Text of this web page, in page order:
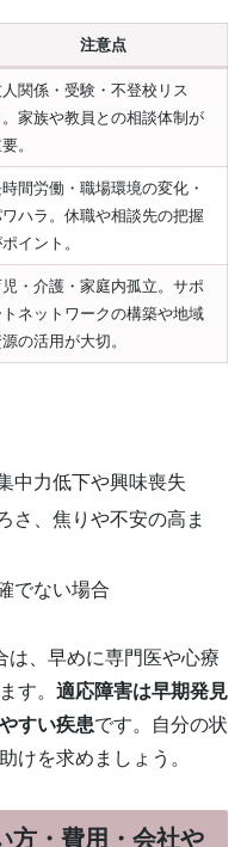
注意点
関係・受験・不登校リス
。家族や教員との相談体制が
。
間労働・職場環境の変化・
ハラ。休職や相談先の把握
イント。
・介護・家庭内孤立。サポ
トネットワークの構築や地域
の活用が大切。
中力低下や興味喪失
さ、焦りや不安の高ま
でない場合
は、早めに専門医や心療
す。 適応障害は早期発見
すい疾患です。自分の状
けを求めましょう。
方・費用・会社や